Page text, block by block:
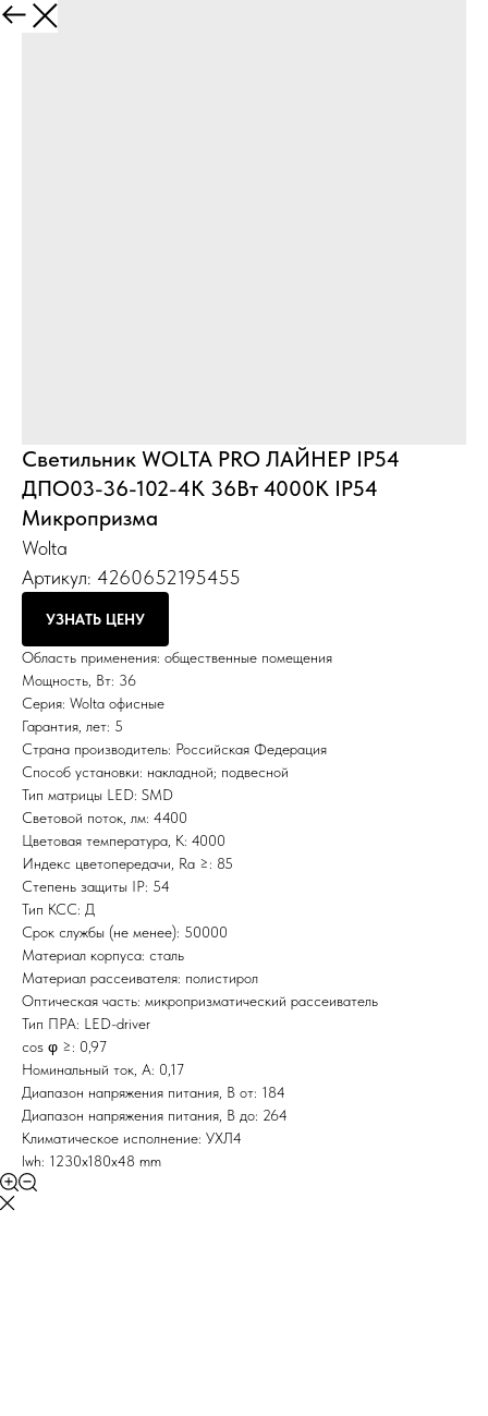
Назад
Светильник WOLTA PRO ЛАЙНЕР IP54
ДПО03-36-102-4К 36Вт 4000К IP54
Микропризма
Wolta
Артикул: 4260652195455
УЗНАТЬ ЦЕНУ
Область применения: общественные помещения
Мощность, Вт: 36
Серия: Wolta офисные
Гарантия, лет: 5
Страна производитель: Российская Федерация
Способ установки: накладной; подвесной
Тип матрицы LED: SMD
Световой поток, лм: 4400
Цветовая температура, К: 4000
Индекс цветопередачи, Ra ≥: 85
Степень защиты IP: 54
Тип КСС: Д
Срок службы (не менее): 50000
Материал корпуса: сталь
Материал рассеивателя: полистирол
Оптическая часть: микропризматический рассеиватель
Тип ПРА: LED-driver
cos φ ≥: 0,97
Номинальный ток, A: 0,17
Диапазон напряжения питания, В от: 184
Диапазон напряжения питания, В до: 264
Климатическое исполнение: УХЛ4
lwh: 1230x180x48 mm